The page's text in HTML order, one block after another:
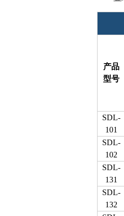
产品
型号
SDL-
101
SDL-
102
SDL-
131
SDL-
132